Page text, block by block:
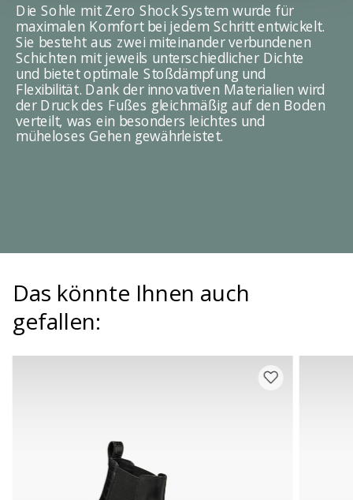
Die Sohle mit Zero Shock System wurde für
maximalen Komfort bei jedem Schritt entwickelt.
Sie besteht aus zwei miteinander verbundenen
Schichten mit jeweils unterschiedlicher Dichte
und bietet optimale Stoßdämpfung und
Flexibilität. Dank der innovativen Materialien wird
der Druck des Fußes gleichmäßig auf den Boden
verteilt, was ein besonders leichtes und
müheloses Gehen gewährleistet.
Das könnte Ihnen auch
gefallen: